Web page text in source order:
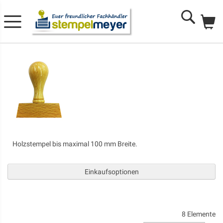
Search
Holzstempel bis maximal 100 mm Breite.
8 Elemente
Einkaufsoptionen